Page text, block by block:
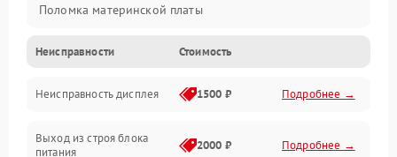
Поломка материнской платы
Неисправность системы охлаждения
Неисправность BIOS
Повреждение корпуса
Неисправности Стоимость
Неисправность дисплея 1500 ₽ Подробнее →
Выход из строя блока
питания
2000 ₽ Подробнее →